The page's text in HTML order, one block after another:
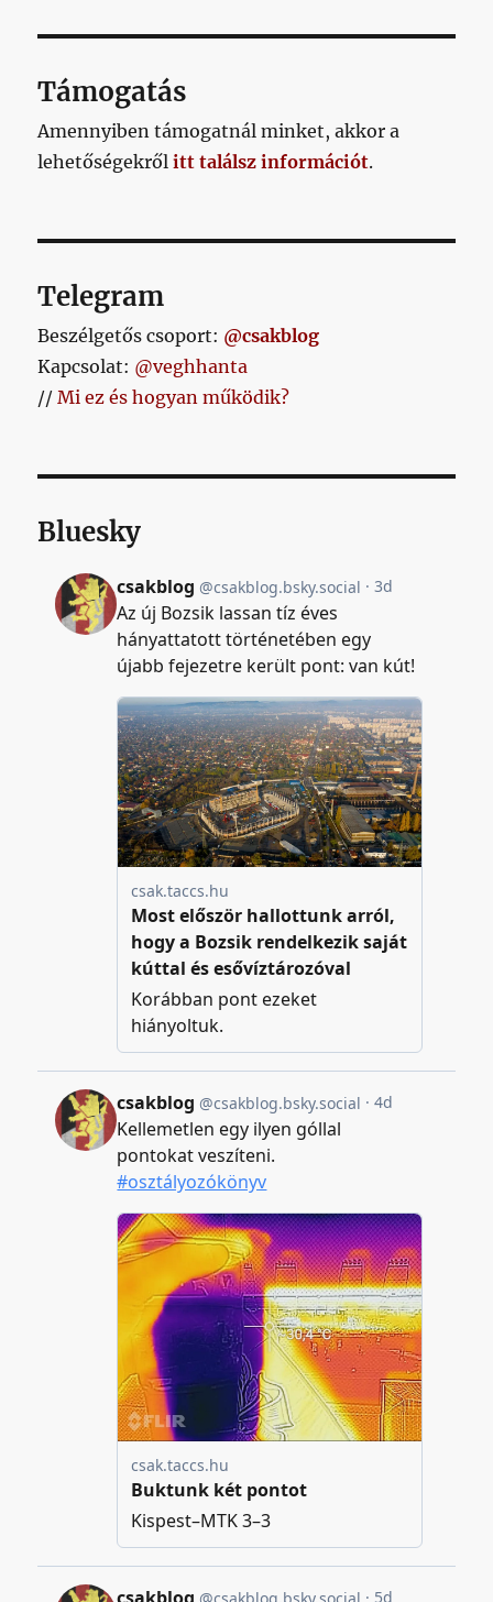
Támogatás
Amennyiben támogatnál minket, akkor a
lehetőségekrőlitt találsz információt.
Telegram
Beszélgetős csoport: @csakblog
Kapcsolat: @veghhanta
//Mi ez és hogyan működik?
Bluesky